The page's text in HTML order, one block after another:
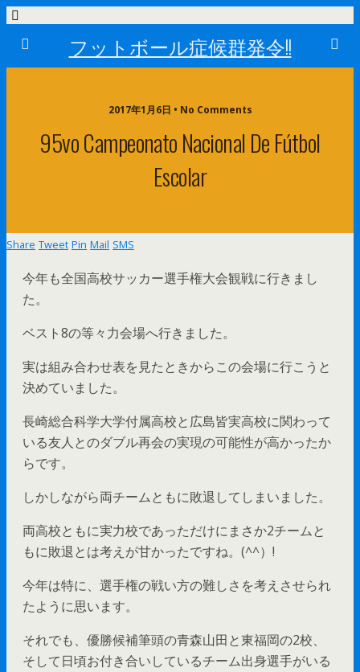
フットボール症候群発令!!
2017年1月6日 • No Comments
95vo Campeonato Nacional De Fútbol
Escolar
Share Tweet Pin Mail SMS
今年も全国高校サッカー選手権大会観戦に行きまし
た。
ベスト8の等々力会場へ行きました。
実は組み合わせ表を見たときからこの会場に行こうと
決めていました。
長崎総合科学大学付属高校と広島皆実高校に関わって
いる友人とのダブル再会の実現の可能性が高かったか
らです。
しかしながら両チームともに敗退してしまいました。
両高校ともに実力校であっただけにまさか2チームと
もに敗退とは考えが甘かったですね。(^^）!
今年は特に、選手権の戦い方の難しさを考えさせられ
たように思います。
それでも、優勝候補筆頭の青森山田と東福岡の2校、
そして日頃お付き合いしているチーム出身選手がいる